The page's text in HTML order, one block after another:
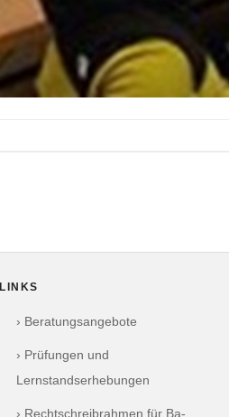
LINKS
› Beratungsangebote
› Prüfungen und
Lernstandserhebungen
› Rechtschreibrahmen für Ba-